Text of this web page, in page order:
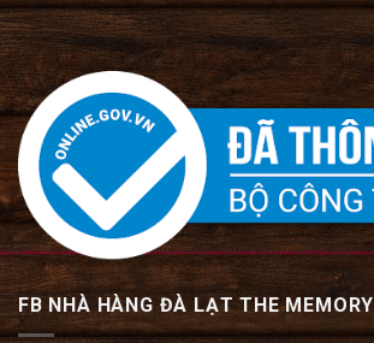
FB NHÀ HÀNG ĐÀ LẠT THE MEMORY